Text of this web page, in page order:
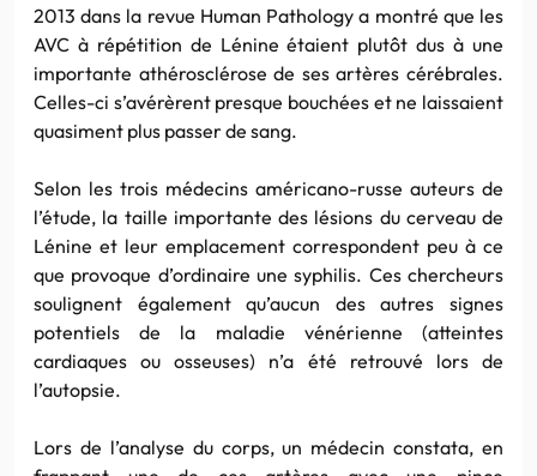
2013 dans la revue Human Pathology a montré que les
AVC à répétition de Lénine étaient plutôt dus à une
importante athérosclérose de ses artères cérébrales.
Celles-ci s’avérèrent presque bouchées et ne laissaient
quasiment plus passer de sang.
Selon les trois médecins américano-russe auteurs de
l’étude, la taille importante des lésions du cerveau de
Lénine et leur emplacement correspondent peu à ce
que provoque d’ordinaire une syphilis. Ces chercheurs
soulignent également qu’aucun des autres signes
potentiels de la maladie vénérienne (atteintes
cardiaques ou osseuses) n’a été retrouvé lors de
l’autopsie.
Lors de l’analyse du corps, un médecin constata, en